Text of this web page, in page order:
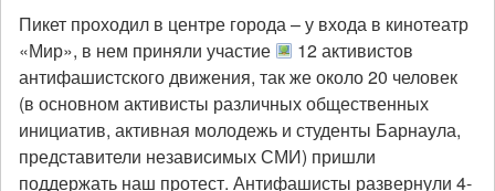
Пикет проходил в центре города – у входа в кинотеатр
«Мир», в нем приняли участие
12 активистов
антифашистского движения, так же около 20 человек
(в основном активисты различных общественных
инициатив, активная молодежь и студенты Барнаула,
представители независимых СМИ) пришли
поддержать наш протест. Антифашисты развернули 4-